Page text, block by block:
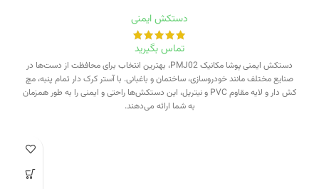
دستکش ایمنی
تماس بگیرید
دستکش ایمنی پوشا مکانیک PMJ02، بهترین انتخاب برای محافظت از دست‌ها در
صنایع مختلف مانند خودروسازی، ساختمان و باغبانی. با آستر کرک دار تمام پنبه، مچ
کش دار و لایه مقاوم PVC و نیتریل، این دستکش‌ها راحتی و ایمنی را به طور همزمان
به شما ارائه می‌دهند.